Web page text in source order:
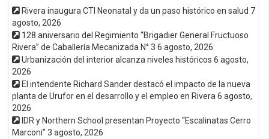
Rivera inaugura CTI Neonatal y da un paso histórico en salud 7
agosto, 2026
128 aniversario del Regimiento “Brigadier General Fructuoso
Rivera” de Caballería Mecanizada N° 3 6 agosto, 2026
Urbanización del interior alcanza niveles históricos 6 agosto,
2026
El intendente Richard Sander destacó el impacto de la nueva
planta de Urufor en el desarrollo y el empleo en Rivera 6 agosto,
2026
IDR y Northern School presentan Proyecto “Escalinatas Cerro
Marconi” 3 agosto, 2026